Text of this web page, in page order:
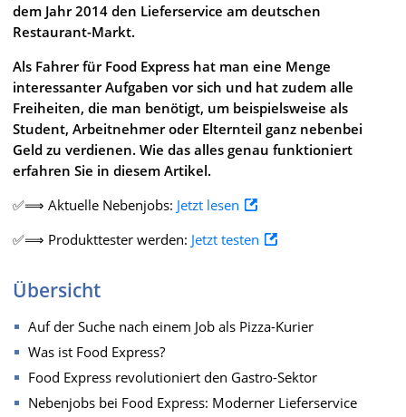
dem Jahr 2014 den Lieferservice am deutschen
Restaurant-Markt.
Als Fahrer für Food Express hat man eine Menge
interessanter Aufgaben vor sich und hat zudem alle
Freiheiten, die man benötigt, um beispielsweise als
Student, Arbeitnehmer oder Elternteil ganz nebenbei
Geld zu verdienen. Wie das alles genau funktioniert
erfahren Sie in diesem Artikel.
✅⟹ Aktuelle Nebenjobs: Jetzt lesen
✅⟹ Produkttester werden: Jetzt testen
Übersicht
Auf der Suche nach einem Job als Pizza-Kurier
Was ist Food Express?
Food Express revolutioniert den Gastro-Sektor
Nebenjobs bei Food Express: Moderner Lieferservice